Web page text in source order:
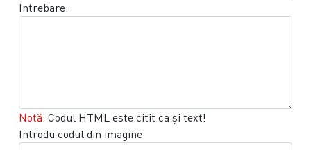
Intrebare:
Notă: Codul HTML este citit ca şi text!
Introdu codul din imagine